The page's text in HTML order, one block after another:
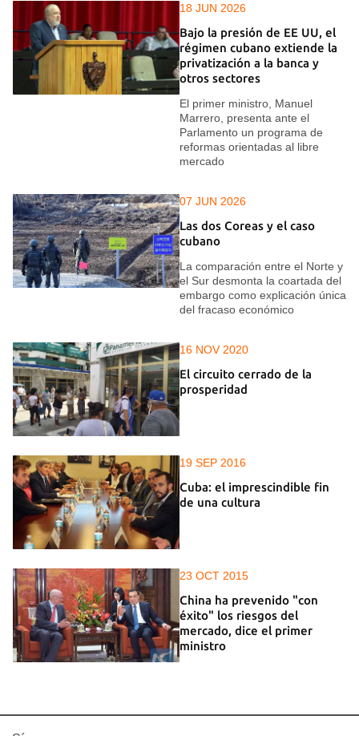
18 JUN 2026
Bajo la presión de EE UU, el
régimen cubano extiende la
privatización a la banca y
otros sectores
El primer ministro, Manuel
Marrero, presenta ante el
Parlamento un programa de
reformas orientadas al libre
mercado
07 JUN 2026
Las dos Coreas y el caso
cubano
La comparación entre el Norte y
el Sur desmonta la coartada del
embargo como explicación única
del fracaso económico
16 NOV 2020
El circuito cerrado de la
prosperidad
19 SEP 2016
Cuba: el imprescindible fin
de una cultura
23 OCT 2015
China ha prevenido "con
éxito" los riesgos del
mercado, dice el primer
ministro